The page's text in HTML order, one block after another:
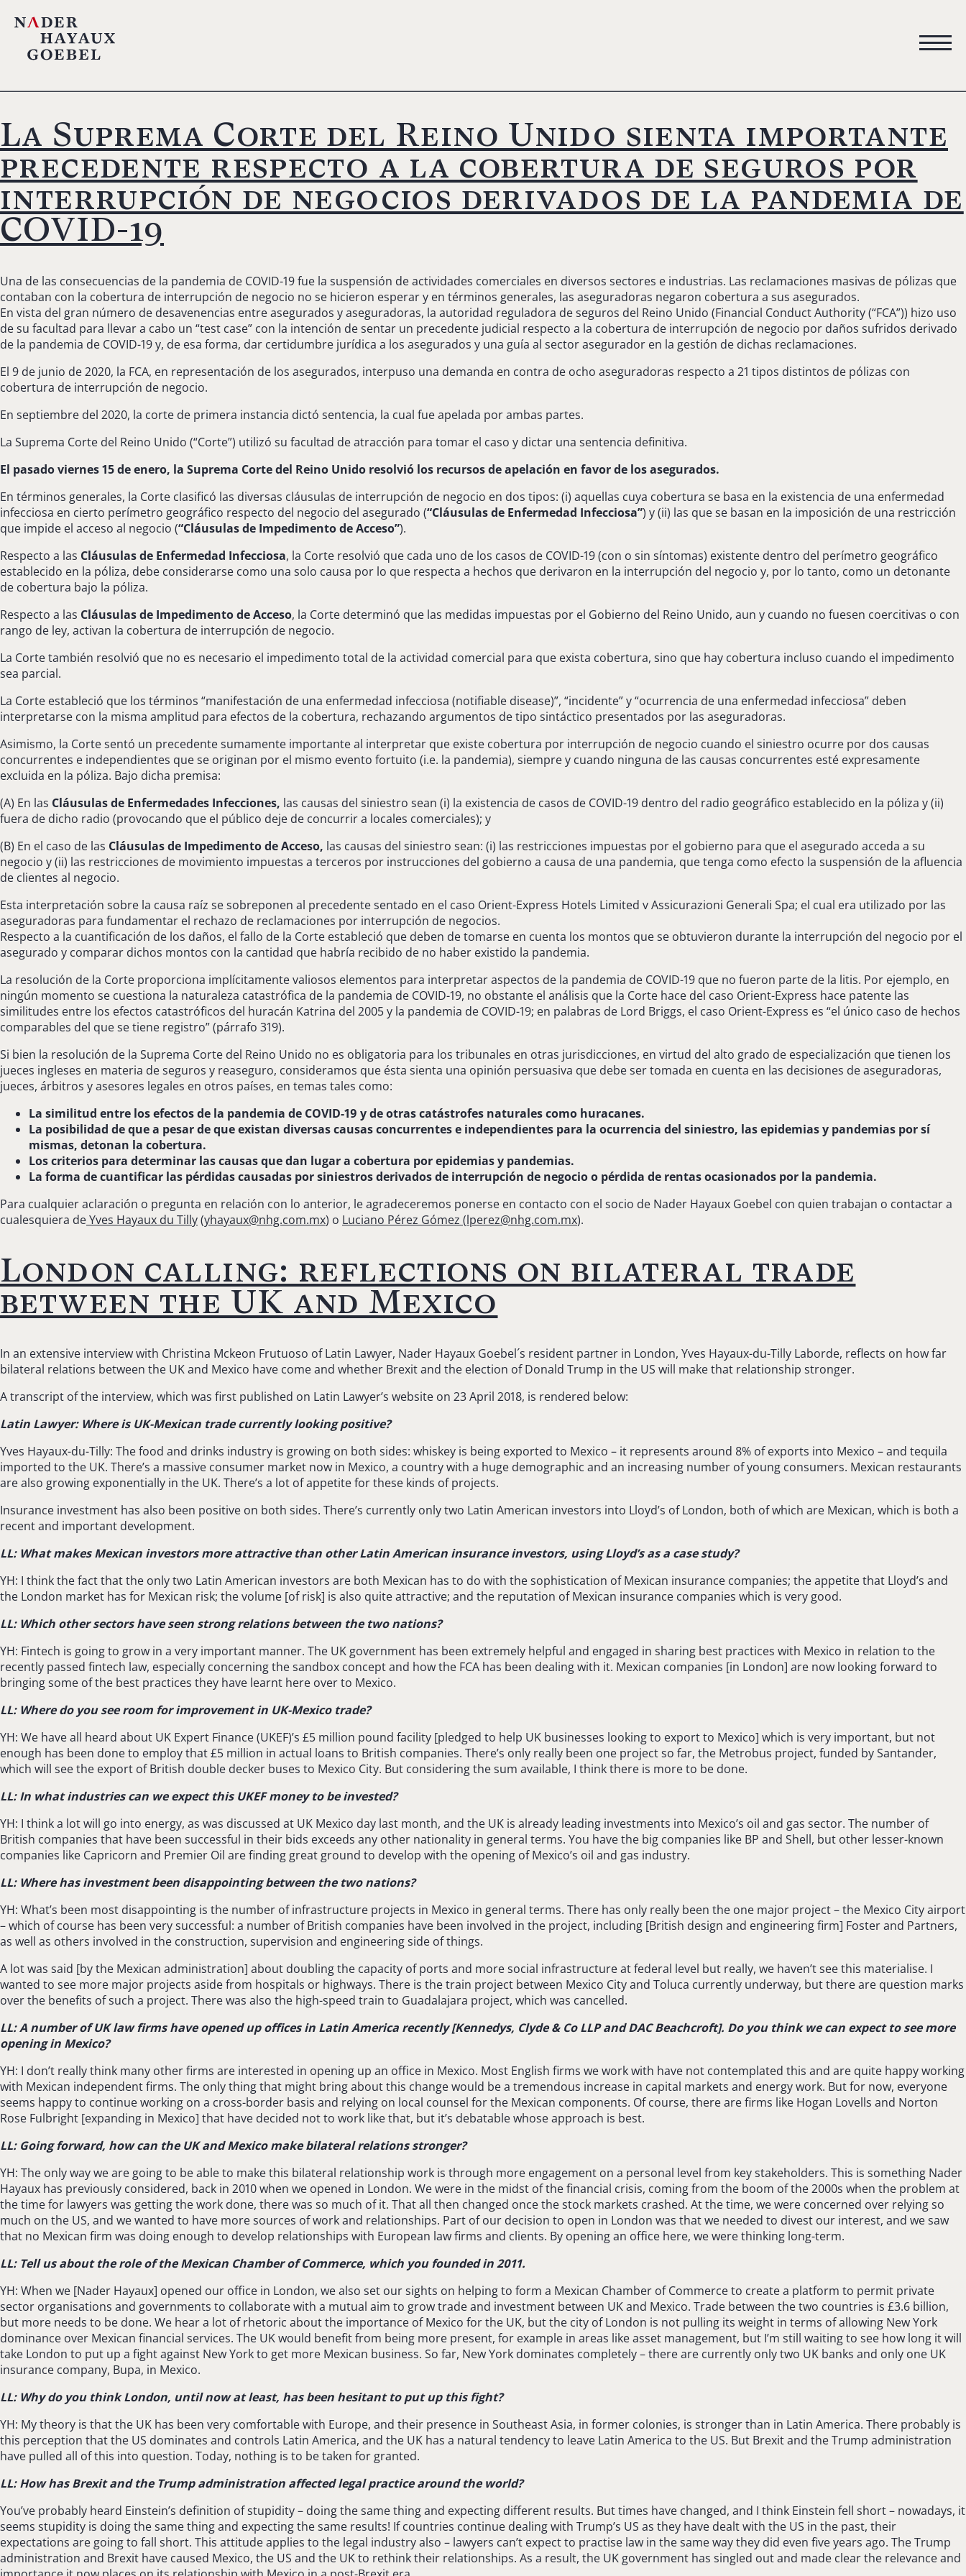
La Suprema Corte del Reino Unido sienta importante
precedente respecto a la cobertura de seguros por
interrupción de negocios derivados de la pandemia de
COVID-19
Una de las consecuencias de la pandemia de COVID-19 fue la suspensión de actividades comerciales en diversos sectores e industrias. Las reclamaciones masivas de pólizas que
contaban con la cobertura de interrupción de negocio no se hicieron esperar y en términos generales, las aseguradoras negaron cobertura a sus asegurados.
En vista del gran número de desavenencias entre asegurados y aseguradoras, la autoridad reguladora de seguros del Reino Unido (Financial Conduct Authority (“FCA”)) hizo uso
de su facultad para llevar a cabo un “test case” con la intención de sentar un precedente judicial respecto a la cobertura de interrupción de negocio por daños sufridos derivado
de la pandemia de COVID-19 y, de esa forma, dar certidumbre jurídica a los asegurados y una guía al sector asegurador en la gestión de dichas reclamaciones.
El 9 de junio de 2020, la FCA, en representación de los asegurados, interpuso una demanda en contra de ocho aseguradoras respecto a 21 tipos distintos de pólizas con
cobertura de interrupción de negocio.
En septiembre del 2020, la corte de primera instancia dictó sentencia, la cual fue apelada por ambas partes.
La Suprema Corte del Reino Unido (“Corte”) utilizó su facultad de atracción para tomar el caso y dictar una sentencia definitiva.
El pasado viernes 15 de enero, la Suprema Corte del Reino Unido resolvió los recursos de apelación en favor de los asegurados.
En términos generales, la Corte clasificó las diversas cláusulas de interrupción de negocio en dos tipos: (i) aquellas cuya cobertura se basa en la existencia de una enfermedad
infecciosa en cierto perímetro geográfico respecto del negocio del asegurado (“Cláusulas de Enfermedad Infecciosa”) y (ii) las que se basan en la imposición de una restricción
que impide el acceso al negocio (“Cláusulas de Impedimento de Acceso”).
Respecto a las Cláusulas de Enfermedad Infecciosa, la Corte resolvió que cada uno de los casos de COVID-19 (con o sin síntomas) existente dentro del perímetro geográfico
establecido en la póliza, debe considerarse como una solo causa por lo que respecta a hechos que derivaron en la interrupción del negocio y, por lo tanto, como un detonante
de cobertura bajo la póliza.
Respecto a las Cláusulas de Impedimento de Acceso, la Corte determinó que las medidas impuestas por el Gobierno del Reino Unido, aun y cuando no fuesen coercitivas o con
rango de ley, activan la cobertura de interrupción de negocio.
La Corte también resolvió que no es necesario el impedimento total de la actividad comercial para que exista cobertura, sino que hay cobertura incluso cuando el impedimento
sea parcial.
La Corte estableció que los términos “manifestación de una enfermedad infecciosa (notifiable disease)”, “incidente” y “ocurrencia de una enfermedad infecciosa” deben
interpretarse con la misma amplitud para efectos de la cobertura, rechazando argumentos de tipo sintáctico presentados por las aseguradoras.
Asimismo, la Corte sentó un precedente sumamente importante al interpretar que existe cobertura por interrupción de negocio cuando el siniestro ocurre por dos causas
concurrentes e independientes que se originan por el mismo evento fortuito (i.e. la pandemia), siempre y cuando ninguna de las causas concurrentes esté expresamente
excluida en la póliza. Bajo dicha premisa:
(A) En las Cláusulas de Enfermedades Infecciones, las causas del siniestro sean (i) la existencia de casos de COVID-19 dentro del radio geográfico establecido en la póliza y (ii)
fuera de dicho radio (provocando que el público deje de concurrir a locales comerciales); y
(B) En el caso de las Cláusulas de Impedimento de Acceso, las causas del siniestro sean: (i) las restricciones impuestas por el gobierno para que el asegurado acceda a su
negocio y (ii) las restricciones de movimiento impuestas a terceros por instrucciones del gobierno a causa de una pandemia, que tenga como efecto la suspensión de la afluencia
de clientes al negocio.
Esta interpretación sobre la causa raíz se sobreponen al precedente sentado en el caso Orient-Express Hotels Limited v Assicurazioni Generali Spa; el cual era utilizado por las
aseguradoras para fundamentar el rechazo de reclamaciones por interrupción de negocios.
Respecto a la cuantificación de los daños, el fallo de la Corte estableció que deben de tomarse en cuenta los montos que se obtuvieron durante la interrupción del negocio por el
asegurado y comparar dichos montos con la cantidad que habría recibido de no haber existido la pandemia.
La resolución de la Corte proporciona implícitamente valiosos elementos para interpretar aspectos de la pandemia de COVID-19 que no fueron parte de la litis. Por ejemplo, en
ningún momento se cuestiona la naturaleza catastrófica de la pandemia de COVID-19, no obstante el análisis que la Corte hace del caso Orient-Express hace patente las
similitudes entre los efectos catastróficos del huracán Katrina del 2005 y la pandemia de COVID-19; en palabras de Lord Briggs, el caso Orient-Express es “el único caso de hechos
comparables del que se tiene registro” (párrafo 319).
Si bien la resolución de la Suprema Corte del Reino Unido no es obligatoria para los tribunales en otras jurisdicciones, en virtud del alto grado de especialización que tienen los
jueces ingleses en materia de seguros y reaseguro, consideramos que ésta sienta una opinión persuasiva que debe ser tomada en cuenta en las decisiones de aseguradoras,
jueces, árbitros y asesores legales en otros países, en temas tales como:
La similitud entre los efectos de la pandemia de COVID-19 y de otras catástrofes naturales como huracanes.
La posibilidad de que a pesar de que existan diversas causas concurrentes e independientes para la ocurrencia del siniestro, las epidemias y pandemias por sí
mismas, detonan la cobertura.
Los criterios para determinar las causas que dan lugar a cobertura por epidemias y pandemias.
La forma de cuantificar las pérdidas causadas por siniestros derivados de interrupción de negocio o pérdida de rentas ocasionados por la pandemia.
Para cualquier aclaración o pregunta en relación con lo anterior, le agradeceremos ponerse en contacto con el socio de Nader Hayaux Goebel con quien trabajan o contactar a
cualesquiera deYves Hayaux du Tilly(yhayaux@nhg.com.mx) o Luciano Pérez Gómez (lperez@nhg.com.mx).
London calling: reflections on bilateral trade
between the UK and Mexico
In an extensive interview with Christina Mckeon Frutuoso of Latin Lawyer, Nader Hayaux Goebel´s resident partner in London, Yves Hayaux-du-Tilly Laborde, reflects on how far
bilateral relations between the UK and Mexico have come and whether Brexit and the election of Donald Trump in the US will make that relationship stronger.
A transcript of the interview, which was first published on Latin Lawyer’s website on 23 April 2018, is rendered below:
Latin Lawyer: Where is UK-Mexican trade currently looking positive?
Yves Hayaux-du-Tilly: The food and drinks industry is growing on both sides: whiskey is being exported to Mexico – it represents around 8% of exports into Mexico – and tequila
imported to the UK. There’s a massive consumer market now in Mexico, a country with a huge demographic and an increasing number of young consumers. Mexican restaurants
are also growing exponentially in the UK. There’s a lot of appetite for these kinds of projects.
Insurance investment has also been positive on both sides. There’s currently only two Latin American investors into Lloyd’s of London, both of which are Mexican, which is both a
recent and important development.
LL: What makes Mexican investors more attractive than other Latin American insurance investors, using Lloyd’s as a case study?
YH: I think the fact that the only two Latin American investors are both Mexican has to do with the sophistication of Mexican insurance companies; the appetite that Lloyd’s and
the London market has for Mexican risk; the volume [of risk] is also quite attractive; and the reputation of Mexican insurance companies which is very good.
LL: Which other sectors have seen strong relations between the two nations?
YH: Fintech is going to grow in a very important manner. The UK government has been extremely helpful and engaged in sharing best practices with Mexico in relation to the
recently passed fintech law, especially concerning the sandbox concept and how the FCA has been dealing with it. Mexican companies [in London] are now looking forward to
bringing some of the best practices they have learnt here over to Mexico.
LL: Where do you see room for improvement in UK-Mexico trade?
YH: We have all heard about UK Expert Finance (UKEF)’s £5 million pound facility [pledged to help UK businesses looking to export to Mexico] which is very important, but not
enough has been done to employ that £5 million in actual loans to British companies. There’s only really been one project so far, the Metrobus project, funded by Santander,
which will see the export of British double decker buses to Mexico City. But considering the sum available, I think there is more to be done.
LL: In what industries can we expect this UKEF money to be invested?
YH: I think a lot will go into energy, as was discussed at UK Mexico day last month, and the UK is already leading investments into Mexico’s oil and gas sector. The number of
British companies that have been successful in their bids exceeds any other nationality in general terms. You have the big companies like BP and Shell, but other lesser-known
companies like Capricorn and Premier Oil are finding great ground to develop with the opening of Mexico’s oil and gas industry.
LL: Where has investment been disappointing between the two nations?
YH: What’s been most disappointing is the number of infrastructure projects in Mexico in general terms. There has only really been the one major project – the Mexico City airport
– which of course has been very successful: a number of British companies have been involved in the project, including [British design and engineering firm] Foster and Partners,
as well as others involved in the construction, supervision and engineering side of things.
A lot was said [by the Mexican administration] about doubling the capacity of ports and more social infrastructure at federal level but really, we haven’t see this materialise. I
wanted to see more major projects aside from hospitals or highways. There is the train project between Mexico City and Toluca currently underway, but there are question marks
over the benefits of such a project. There was also the high-speed train to Guadalajara project, which was cancelled.
LL: A number of UK law firms have opened up offices in Latin America recently [Kennedys, Clyde & Co LLP and DAC Beachcroft]. Do you think we can expect to see more
opening in Mexico?
YH: I don’t really think many other firms are interested in opening up an office in Mexico. Most English firms we work with have not contemplated this and are quite happy working
with Mexican independent firms. The only thing that might bring about this change would be a tremendous increase in capital markets and energy work. But for now, everyone
seems happy to continue working on a cross-border basis and relying on local counsel for the Mexican components. Of course, there are firms like Hogan Lovells and Norton
Rose Fulbright [expanding in Mexico] that have decided not to work like that, but it’s debatable whose approach is best.
LL: Going forward, how can the UK and Mexico make bilateral relations stronger?
YH: The only way we are going to be able to make this bilateral relationship work is through more engagement on a personal level from key stakeholders. This is something Nader
Hayaux has previously considered, back in 2010 when we opened in London. We were in the midst of the financial crisis, coming from the boom of the 2000s when the problem at
the time for lawyers was getting the work done, there was so much of it. That all then changed once the stock markets crashed. At the time, we were concerned over relying so
much on the US, and we wanted to have more sources of work and relationships. Part of our decision to open in London was that we needed to divest our interest, and we saw
that no Mexican firm was doing enough to develop relationships with European law firms and clients. By opening an office here, we were thinking long-term.
LL: Tell us about the role of the Mexican Chamber of Commerce, which you founded in 2011.
YH: When we [Nader Hayaux] opened our office in London, we also set our sights on helping to form a Mexican Chamber of Commerce to create a platform to permit private
sector organisations and governments to collaborate with a mutual aim to grow trade and investment between UK and Mexico. Trade between the two countries is £3.6 billion,
but more needs to be done. We hear a lot of rhetoric about the importance of Mexico for the UK, but the city of London is not pulling its weight in terms of allowing New York
dominance over Mexican financial services. The UK would benefit from being more present, for example in areas like asset management, but I’m still waiting to see how long it will
take London to put up a fight against New York to get more Mexican business. So far, New York dominates completely – there are currently only two UK banks and only one UK
insurance company, Bupa, in Mexico.
LL: Why do you think London, until now at least, has been hesitant to put up this fight?
YH: My theory is that the UK has been very comfortable with Europe, and their presence in Southeast Asia, in former colonies, is stronger than in Latin America. There probably is
this perception that the US dominates and controls Latin America, and the UK has a natural tendency to leave Latin America to the US. But Brexit and the Trump administration
have pulled all of this into question. Today, nothing is to be taken for granted.
LL: How has Brexit and the Trump administration affected legal practice around the world?
You’ve probably heard Einstein’s definition of stupidity – doing the same thing and expecting different results. But times have changed, and I think Einstein fell short – nowadays, it
seems stupidity is doing the same thing and expecting the same results! If countries continue dealing with Trump’s US as they have dealt with the US in the past, their
expectations are going to fall short. This attitude applies to the legal industry also – lawyers can’t expect to practise law in the same way they did even five years ago. The Trump
administration and Brexit have caused Mexico, the US and the UK to rethink their relationships. As a result, the UK government has singled out and made clear the relevance and